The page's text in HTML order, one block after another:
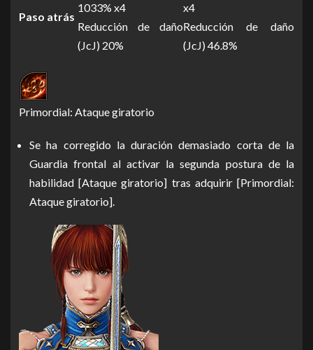
Paso atrás
1033% x4
Reducción de daño
(JcJ) 20%
x4
Reducción de daño
(JcJ) 46.8%
Primordial: Ataque giratorio
Se ha corregido la duración demasiado corta de la
Guardia frontal al activar la segunda postura de la
habilidad [Ataque giratorio] tras adquirir [Primordial:
Ataque giratorio].